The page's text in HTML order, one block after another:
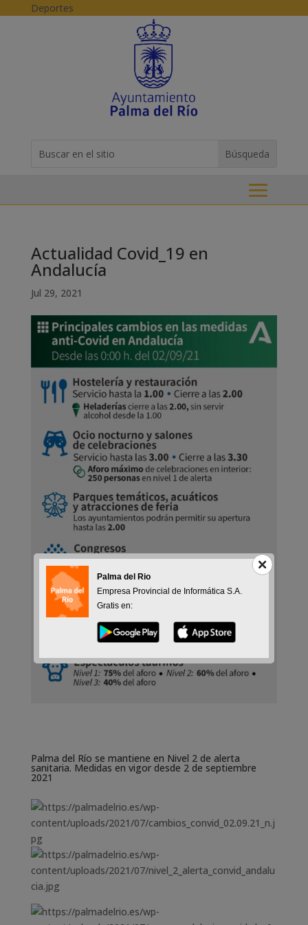
Skip to content
Deportes
for...
Actualidad Covid_19 en
Andalucía
Jul 29, 2021
Palma del Río se mantiene en Nivel 2 de alerta
sanitaria. Medidas en vigor desde 2 de septiembre
2021
Palma del Rio
Empresa Provincial de Informática S.A.
Gratis en: